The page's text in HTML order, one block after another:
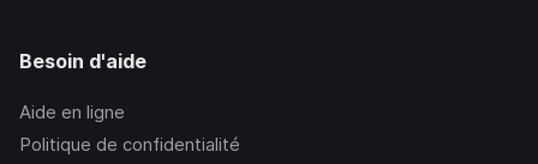
Besoin d'aide
Aide en ligne
Politique de confidentialité